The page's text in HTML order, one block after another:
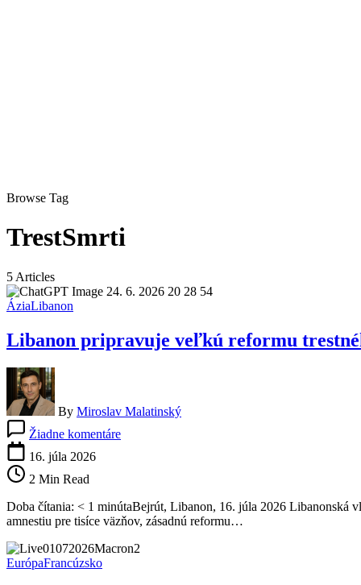
Browse Tag
TrestSmrti
5 Articles
ÁziaLibanon
Libanon pripravuje veľkú reformu
By Miroslav Malatinský
Žiadne komentáreLibanon
práva.
Amnestie
zrušenie
16. júla 2026
2 Min Read
Doba čítania: < 1 minútaBejrút, Libanon, 16. júla 2026 Libanonská
amnestiu pre tisíce väzňov, zásadnú reformu…
EurópaFrancúzsko